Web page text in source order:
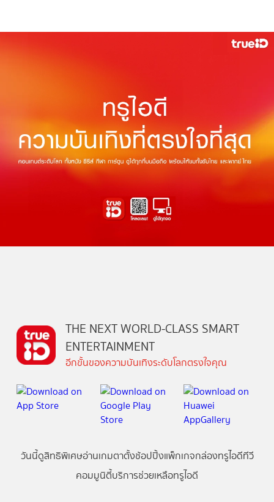
THE NEXT WORLD-CLASS SMART
ENTERTAINMENT
อีกขั้นของความบันเทิงระดับโลกตรงใจคุณ
วันนี้ดูสิทธิพิเศษอ่านเกมตาตั้งช้อปปิ้งแพ็กเกจกล่องทรูไอดีทีวี
คอมมูนิตี้บริการช่วยเหลือทรูไอดี